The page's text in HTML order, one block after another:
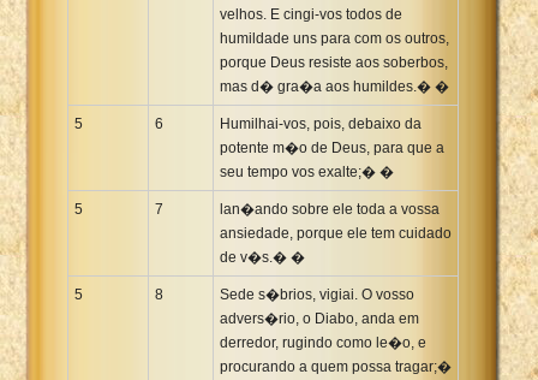
velhos. E cingi-vos todos de
humildade uns para com os outros,
porque Deus resiste aos soberbos,
mas d� gra�a aos humildes.� �
5 6
Humilhai-vos, pois, debaixo da
potente m�o de Deus, para que a
seu tempo vos exalte;� �
5 7
lan�ando sobre ele toda a vossa
ansiedade, porque ele tem cuidado
de v�s.� �
5 8
Sede s�brios, vigiai. O vosso
advers�rio, o Diabo, anda em
derredor, rugindo como le�o, e
procurando a quem possa tragar;�